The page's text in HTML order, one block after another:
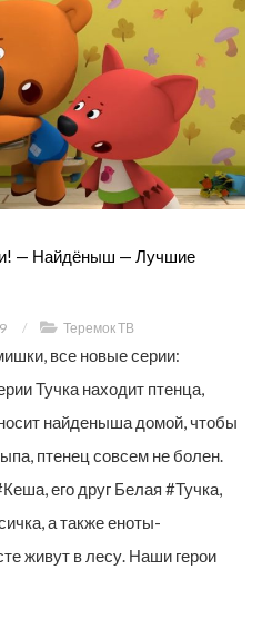
— Найдёныш — Лучшие
/ Теремок ТВ
все новые серии:
Тучка находит птенца,
найденыша домой, чтобы
птенец совсем не болен.
его друг Белая #Тучка,
а также еноты-
живут в лесу. Наши герои